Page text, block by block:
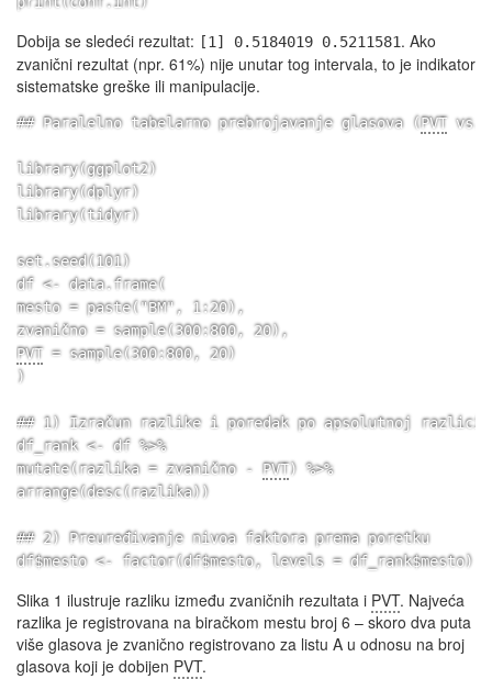
Dobija se sledeći rezultat: [1] 0.5184019 0.5211581. Ako
zvanični rezultat (npr. 61%) nije unutar tog intervala, to je indikator
sistematske greške ili manipulacije.
## Paralelno tabelarno prebrojavanje glasova (PVT vs.
library(ggplot2)
library(dplyr)
library(tidyr)
set.seed(101)
df <- data.frame(
mesto = paste("BM", 1:20),
PVT = sample(300:800, 20)
)
## 1) Izračun razlike i poredak po apsolutnoj razlici
df_rank <- df %>%
mutate(razlika = zvanično - PVT) %>%
arrange(desc(razlika))
## 2) Preuređivanje nivoa faktora prema poretku
df$mesto <- factor(df$mesto, levels = df_rank$mesto)
## 3) Long format (posle ređanja faktora)
df_long <- pivot_longer(df, cols = c("zvanično", "PVT
names_to = "izvor", values_to = "glasovi")
Slika 1 ilustruje razliku između zvaničnih rezultata i PVT. Najveća
razlika je registrovana na biračkom mestu broj 6 – skoro dva puta
više glasova je zvanično registrovano za listu A u odnosu na broj
glasova koji je dobijen PVT.